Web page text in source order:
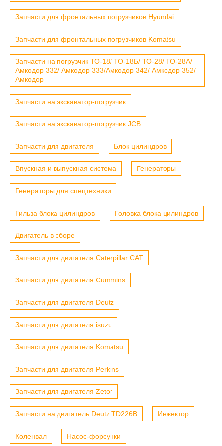
Запчасти для фронтальных погрузчиков Hyundai
Запчасти для фронтальных погрузчиков Komatsu
Запчасти на погрузчик ТО-18/ ТО-18Б/ ТО-28/ ТО-28А/
Амкодор 332/ Амкодор 333/Амкодор 342/ Амкодор 352/
Амкодор
Запчасти на экскаватор-погрузчик
Запчасти на экскаватор-погрузчик JCB
Запчасти для двигателя Блок цилиндров
Впускная и выпускная система Генераторы
Генераторы для спецтехники
Гильза блока цилиндров Головка блока цилиндров
Двигатель в сборе
Запчасти для двигателя Caterpillar CAT
Запчасти для двигателя Cummins
Запчасти для двигателя Deutz
Запчасти для двигателя isuzu
Запчасти для двигателя Komatsu
Запчасти для двигателя Perkins
Запчасти для двигателя Zetor
Запчасти на двигатель Deutz TD226B Инжектор
Коленвал Насос-форсунки